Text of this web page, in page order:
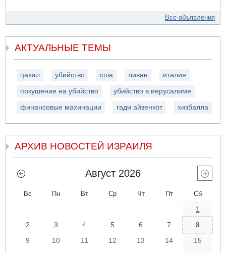
Все объявления
АКТУАЛЬНЫЕ ТЕМЫ
цахал убийство сша ливан италия
покушение на убийство убийство в иерусалиме
финансовые махинации гади айзенкот хизбалла
АРХИВ НОВОСТЕЙ ИЗРАИЛЯ
Август 2026
Вс Пн Вт Ср Чт Пт Сб
1
2
3 4 5 6 7
8
9
10 11 12 13 14
15